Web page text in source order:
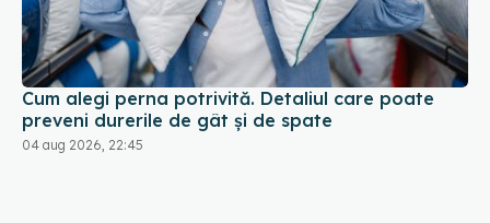
Cum alegi perna potrivită. Detaliul care poate
preveni durerile de gât și de spate
04 aug 2026, 22:45